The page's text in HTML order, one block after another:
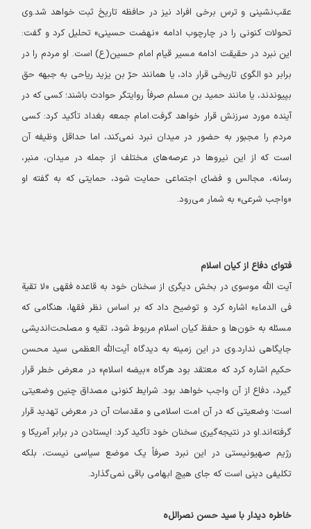
عقب‌نشینی و ترس برخی افراد نیز در حافظه تاریخ ثبت خواهد شد.وی
تحولات کنونی را در چارچوب ادامه «نهضت حسینی» تحلیل کرد و گفت:
این نبرد در حقیقت ادامه مسیر قیام امام حسین(ع) است. او مردم را در
برابر دو الگوی تاریخی قرار داد، یا همانند حرّ بن یزید ریاحی به جبهه حق
بپیوندند، یا مانند حمید بن مسلم صرفاً روایتگر حوادث باشند؛ کسی که در
آینده مورد سرزنش قرار خواهد گرفت.امام جمعه بغداد تأکید کرد: کسی
مردم را مجبور به حضور در میدان نبرد نمی‌کند، اما حداقل وظیفه آن
است که از این نیروها در عرصه‌های مختلف از جمله در میدان، منبر،
رسانه، مجالس و فضای اجتماعی حمایت شود، حمایتی که به گفته او
«واجب شرعی» به شمار می‌رود.
فتوای دفاع از کیان اسلام
آیت الله موسوی در بخش دیگری از سخنان خود به قاعده فقهی «لا تقیة
فی الدماء» اشاره کرد و توضیح داد که بر اساس نظر فقها، هنگامی که
مسئله به خون‌ها و حفظ کیان اسلام مربوط شود، تقیه و مصلحت‌اندیشی
جایگاهی ندارد.وی در این زمینه به دیدگاه آیت‌الله العظمی سید محسن
حکیم اشاره کرد که معتقد بود هرگاه «بیضه اسلام» در معرض خطر قرار
گیرد، دفاع از آن واجب خواهد بود. شرایط کنونی مصداق چنین وضعیتی
است؛ وضعیتی که در آن امت اسلامی و مقدسات آن در معرض تهدید قرار
گرفته‌اند.او در نتیجه‌گیری سخنان خود تأکید کرد: ایستادن در برابر آمریکا و
رژیم صهیونیستی در این نبرد صرفاً یک موضع سیاسی نیست، بلکه
تکلیفی دینی است که جای هیچ ابهامی باقی نمی‌گذارد.
خاطره دیدار با سید حسن نصرالله